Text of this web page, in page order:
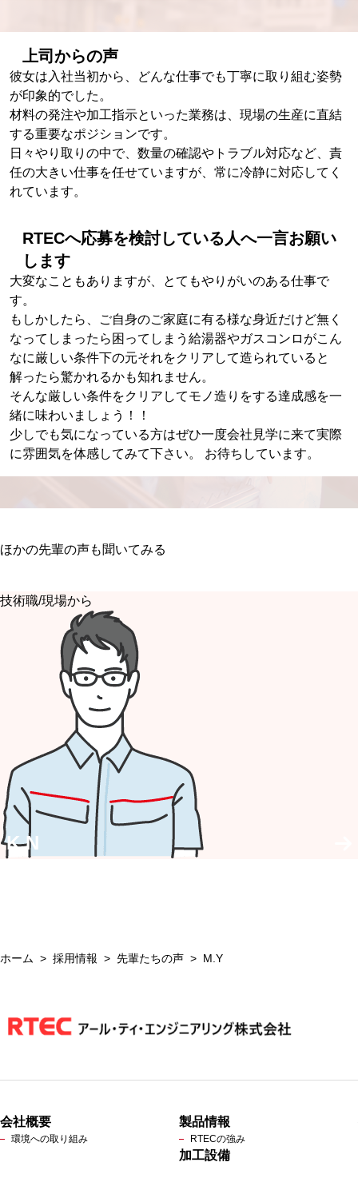
上司からの声
彼女は入社当初から、どんな仕事でも丁寧に取り組む姿勢
が印象的でした。
材料の発注や加工指示といった業務は、現場の生産に直結
する重要なポジションです。
日々やり取りの中で、数量の確認やトラブル対応など、責
任の大きい仕事を任せていますが、常に冷静に対応してく
れています。
RTECへ応募を検討している人へ一言お願い
します
大変なこともありますが、とてもやりがいのある仕事で
す。
もしかしたら、ご自身のご家庭に有る様な身近だけど無く
なってしまったら困ってしまう給湯器やガスコンロがこん
なに厳しい条件下の元それをクリアして造られていると
解ったら驚かれるかも知れません。
そんな厳しい条件をクリアしてモノ造りをする達成感を一
緒に味わいましょう！！
少しでも気になっている方はぜひ一度会社見学に来て実際
に雰囲気を体感してみて下さい。 お待ちしています。
ほかの先輩の声も聞いてみる
技術職/現場から
K.N
ホーム 採用情報 先輩たちの声 M.Y
会社概要
環境への取り組み
製品情報
RTECの強み
加工設備